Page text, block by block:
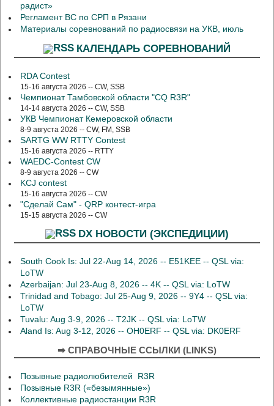
радист»
Регламент ВС по СРП в Рязани
Материалы соревнований по радиосвязи на УКВ, июль
КАЛЕНДАРЬ СОРЕВНОВАНИЙ
RDA Contest
15-16 августа 2026 -- CW, SSB
Чемпионат Тамбовской области "CQ R3R"
14-14 августа 2026 -- CW, SSB
УКВ Чемпионат Кемеровской области
8-9 августа 2026 -- CW, FM, SSB
SARTG WW RTTY Contest
15-16 августа 2026 -- RTTY
WAEDC-Contest CW
8-9 августа 2026 -- CW
KCJ contest
15-16 августа 2026 -- CW
"Сделай Сам" - QRP контест-игра
15-15 августа 2026 -- CW
DX НОВОСТИ (ЭКСПЕДИЦИИ)
South Cook Is: Jul 22-Aug 14, 2026 -- E51KEE -- QSL via:
LoTW
Azerbaijan: Jul 23-Aug 8, 2026 -- 4K -- QSL via: LoTW
Trinidad and Tobago: Jul 25-Aug 9, 2026 -- 9Y4 -- QSL via:
LoTW
Tuvalu: Aug 3-9, 2026 -- T2JK -- QSL via: LoTW
Aland Is: Aug 3-12, 2026 -- OH0ERF -- QSL via: DK0ERF
➡ СПРАВОЧНЫЕ ССЫЛКИ (LINKS)
Позывные радиолюбителей R3R
Позывные R3R («безымянные»)
Коллективные радиостанции R3R